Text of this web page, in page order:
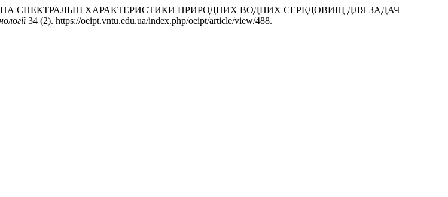
НА СПЕКТРАЛЬНІ ХАРАКТЕРИСТИКИ ПРИРОДНИХ ВОДНИХ СЕРЕДОВИЩ ДЛЯ ЗАДАЧ
34 (2). https://oeipt.vntu.edu.ua/index.php/oeipt/article/view/488.